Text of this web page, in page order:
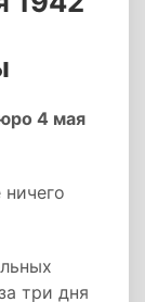
4 мая
три дня